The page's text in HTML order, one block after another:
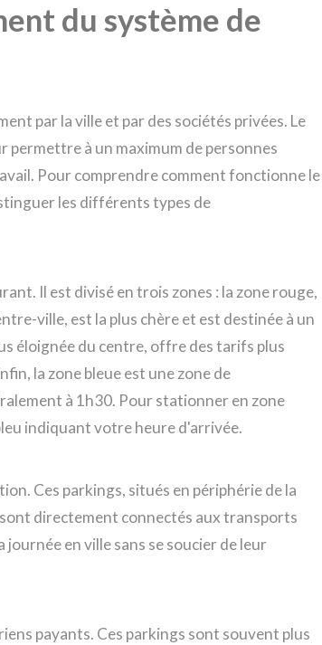
du système de
par la ville et par des sociétés privées. Le
à un maximum de personnes
Pour comprendre comment fonctionne le
les différents types de
Il est divisé en trois zones : la zone rouge,
ville, est la plus chère et est destinée à un
éloignée du centre, offre des tarifs plus
la zone bleue est une zone de
à 1h30. Pour stationner en zone
indiquant votre heure d'arrivée.
Ces parkings, situés en périphérie de la
directement connectés aux transports
en ville sans se soucier de leur
payants. Ces parkings sont souvent plus